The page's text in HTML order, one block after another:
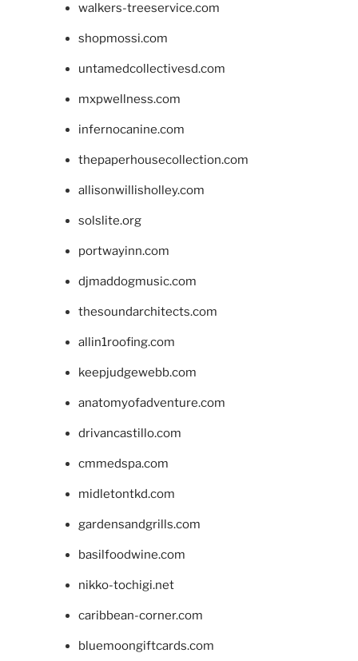
walkers-treeservice.com
shopmossi.com
untamedcollectivesd.com
mxpwellness.com
infernocanine.com
thepaperhousecollection.com
allisonwillisholley.com
solslite.org
portwayinn.com
djmaddogmusic.com
thesoundarchitects.com
allin1roofing.com
keepjudgewebb.com
anatomyofadventure.com
drivancastillo.com
cmmedspa.com
midletontkd.com
gardensandgrills.com
basilfoodwine.com
nikko-tochigi.net
caribbean-corner.com
bluemoongiftcards.com